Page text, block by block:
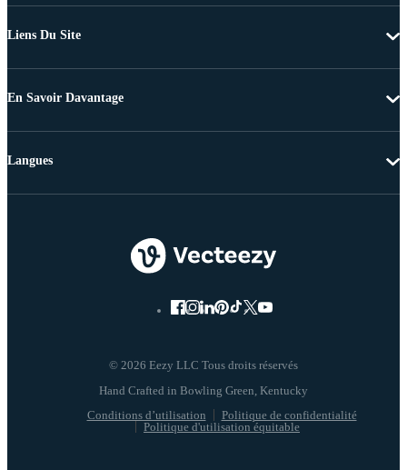
Liens Du Site
En Savoir Davantage
© 2026 Eezy LLC Tous droits réservés
Conditions d’utilisation
Politique de confidentialité
Politique d'utilisation équitable
Langues